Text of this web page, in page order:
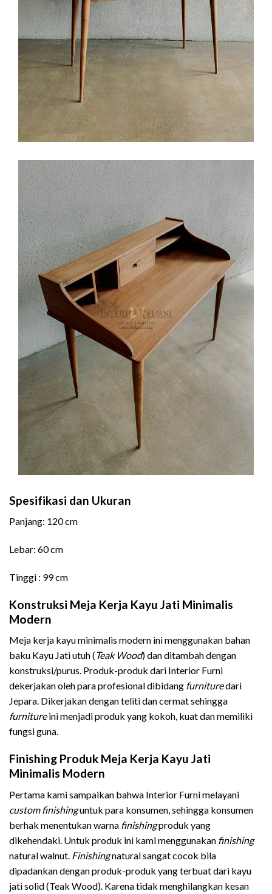
Spesifikasi dan Ukuran
Panjang: 120 cm
Lebar: 60 cm
Tinggi : 99 cm
Konstruksi Meja Kerja Kayu Jati Minimalis
Modern
Meja kerja kayu minimalis modern ini menggunakan bahan
baku Kayu Jati utuh (Teak Wood) dan ditambah dengan
konstruksi/purus. Produk-produk dari Interior Furni
dekerjakan oleh para profesional dibidang furnituredari
Jepara. Dikerjakan dengan teliti dan cermat sehingga
furnitureini menjadi produk yang kokoh, kuat dan memiliki
fungsi guna.
Finishing Produk Meja Kerja Kayu Jati
Minimalis Modern
Pertama kami sampaikan bahwa Interior Furni melayani
custom finishinguntuk para konsumen, sehingga konsumen
berhak menentukan warna finishingproduk yang
dikehendaki. Untuk produk ini kami menggunakan finishing
natural walnut. Finishingnatural sangat cocok bila
dipadankan dengan produk-produk yang terbuat dari kayu
jati solid (Teak Wood). Karena tidak menghilangkan kesan